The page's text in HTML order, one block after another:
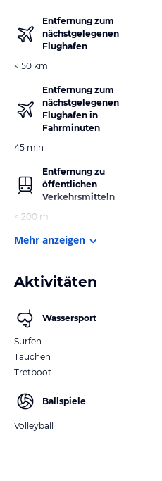
Entfernung zum
nächstgelegenen
Flughafen
< 50 km
Entfernung zum
nächstgelegenen
Flughafen in
Fahrminuten
45 min
Entfernung zu
öffentlichen
Verkehrsmitteln
< 200 m
Mehr anzeigen
Aktivitäten
Wassersport
Surfen
Tauchen
Tretboot
Ballspiele
Volleyball